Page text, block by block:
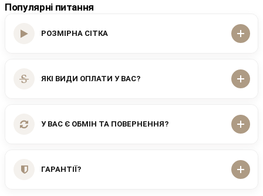
Популярні питання
РОЗМІРНА СІТКА
ЯКІ ВИДИ ОПЛАТИ У ВАС?
У ВАС Є ОБМІН ТА ПОВЕРНЕННЯ?
ГАРАНТІЇ?